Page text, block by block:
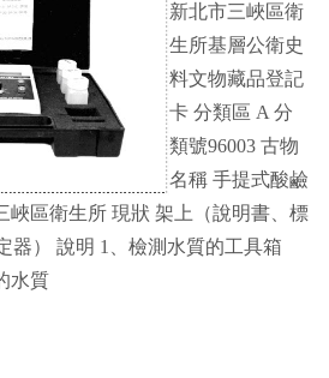
新北市三峽區衛
生所基層公衛史
料文物藏品登記
卡 分類區 A 分
類號96003 古物
名稱 手提式酸鹼
峽區衛生所 現狀 架上（說明書、標
器） 說明 1、檢測水質的工具箱
水質